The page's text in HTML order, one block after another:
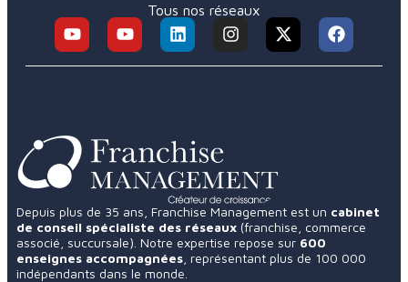
Tous nos réseaux
Depuis plus de 35 ans, Franchise Management est un cabinet
de conseil spécialiste des réseaux (franchise, commerce
associé, succursale). Notre expertise repose sur 600
enseignes accompagnées , représentant plus de 100 000
indépendants dans le monde.